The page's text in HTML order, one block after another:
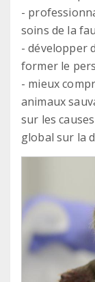
-
soins de la
- développer
former le
- mieux
animaux
sur les
global sur la